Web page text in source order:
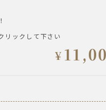
リックして下さい
¥